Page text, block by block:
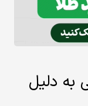
به دلیل